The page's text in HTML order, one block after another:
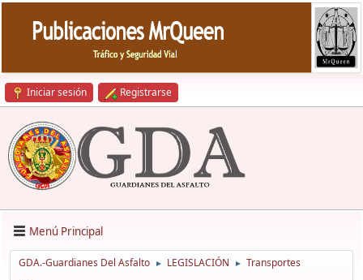
Iniciar sesión Registrarse
Menú Principal
GDA.-Guardianes Del Asfalto ► LEGISLACIÓN ► Transportes